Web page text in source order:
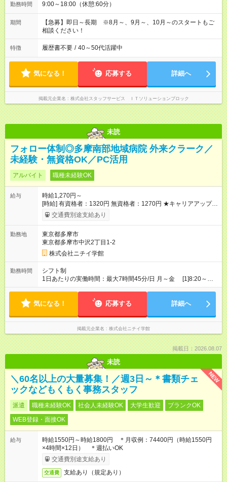
勤務時間 9:00～18:00（休憩:60分）
期間
【急募】即日～長期 ※8月～、9月～、10月～のスタートもご
相談ください！
特徴 履歴書不要 / 40～50代活躍中
気になる！ 応募する 詳細へ
掲載元企業名 株式会社スタッフサービス ＩＴソリューションブロック
未読
フォロー体制◎多摩南部地域病院 外来クラーク／
未経験・無資格OK／PC活用
アルバイト 職種未経験OK
給与
時給1,270円～
[時給] 有資格者：1320円 無資格者：1270円 ★キャリアアップ制
度あり 進級により給与がアップします！ 【試用期間】試用期間
あり 試用期間の長さ：3ヶ月 雇用形態、給与は本採用時と同じ
交通費別途支給あり
勤務地
東京都多摩市
東京都多摩市中沢2丁目1-2
株式会社ニチイ学館
勤務時間
シフト制
1日あたりの実働時間：最大7時間45分/日 月～金 [1]8:20～
17:05（休憩60分） [2]8:20～13:10 [3]8:05～16:50（休憩60分）
憩60分） 土 [7]8:20～12:40
気になる！ 応募する 詳細へ
掲載元企業名 株式会社ニチイ学館
掲載日：2026.08.07
未読
NEW
＼60名以上の大量募集！／週3日～＊書類チェ
ックなどもくもく事務スタッフ
派遣 職種未経験OK 社会人未経験OK 大学生歓迎
ブランクOK
WEB登録・面接OK
給与
時給1550円～時給1800円 ＊月収例：74400円（時給1550円
×4時間×12日） ＊週払いOK
交通費別途支給あり
交通費 支給あり（規定あり）